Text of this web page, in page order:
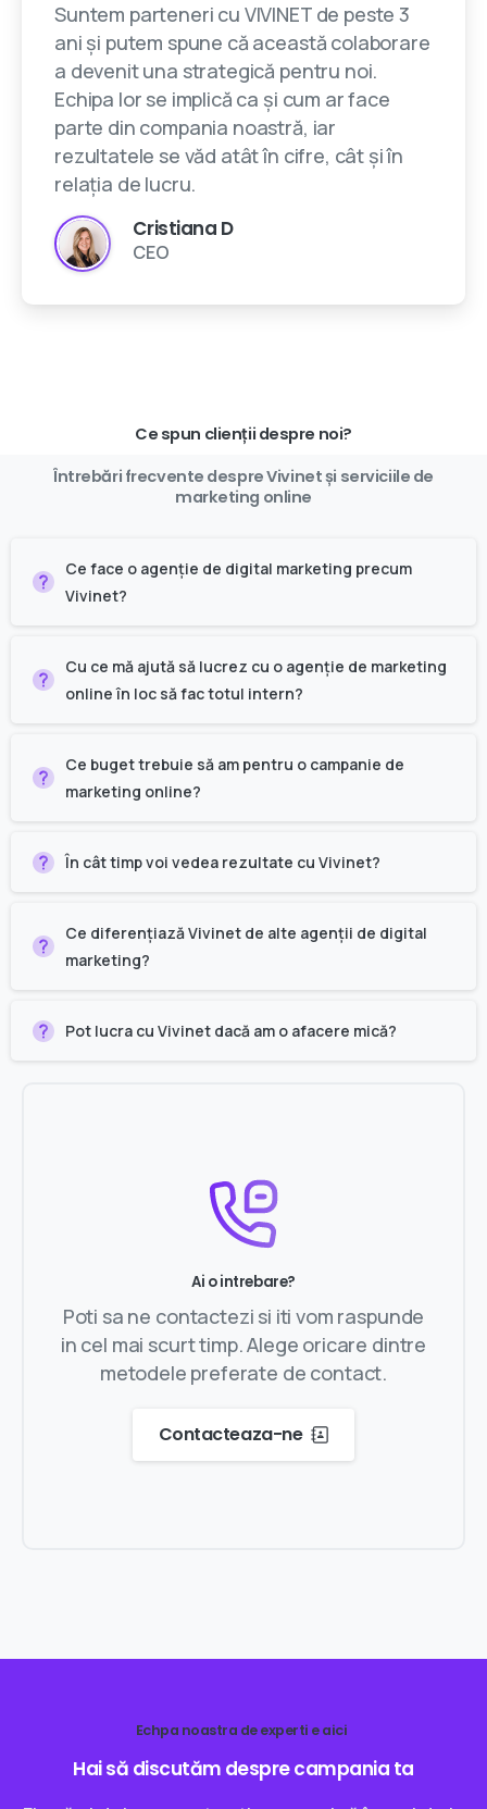
Suntem parteneri cu VIVINET de peste 3
ani și putem spune că această colaborare
a devenit una strategică pentru noi.
Echipa lor se implică ca și cum ar face
parte din compania noastră, iar
rezultatele se văd atât în cifre, cât și în
relația de lucru.
Cristiana D
CEO
Ce spun clienții despre noi?
Întrebări frecvente despreVivinetși serviciile de
marketing online
Ce face o agenție de digital marketing precum
Vivinet?
Cu ce mă ajută să lucrez cu o agenție de marketing
online în loc să fac totul intern?
Ce buget trebuie să am pentru o campanie de
marketing online?
În cât timp voi vedea rezultate cu Vivinet?
Ce diferențiază Vivinet de alte agenții de digital
marketing?
Pot lucra cu Vivinet dacă am o afacere mică?
Ai o intrebare?
Poti sa ne contactezi si iti vom raspunde
in cel mai scurt timp. Alege oricare dintre
metodele preferate de contact.
Contacteaza-ne
Echpa noastra de experti e aici
Haisă discutăm desprecampania ta